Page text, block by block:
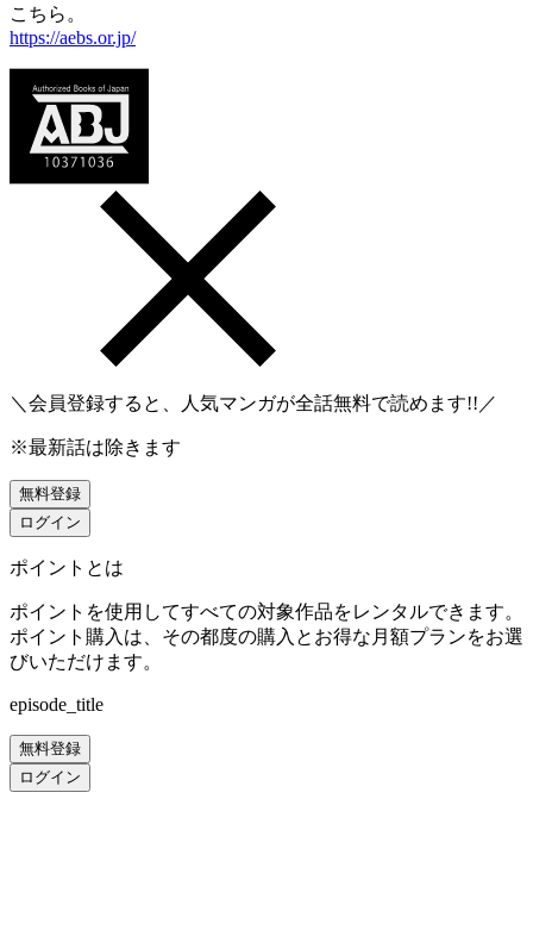
こちら。
https://aebs.or.jp/
＼会員登録すると、人気マンガが全話無料で読めます!!／
※最新話は除きます
無料登録
ログイン
ポイントとは
ポイントを使用してすべての対象作品をレンタルできます。
ポイント購入は、その都度の購入とお得な月額プランをお選
びいただけます。
episode_title
無料登録
ログイン